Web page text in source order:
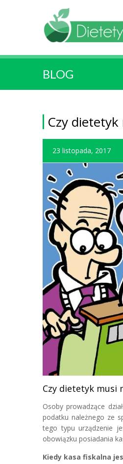
BLOG
Czy
23 listopada, 2017
Czy dietetyk musi
Osoby prowadzące
podatku należnego ze
tego typu urządzenie
obowiązku posiadania
Kiedy kasa fiskalna